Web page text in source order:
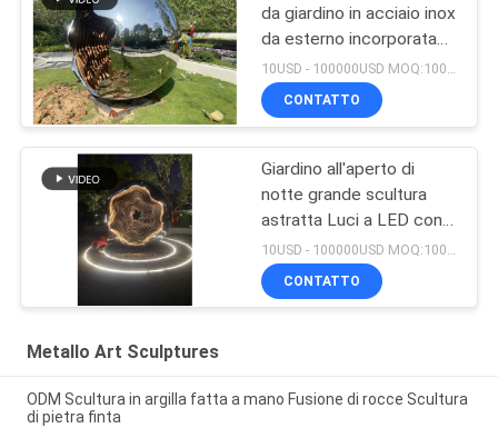
da giardino in acciaio inox
da esterno incorporata
con luci a LED con cambi
di luce
10USD - 100000USD MOQ:100 pezzi
CONTATTO
Giardino all'aperto di
notte grande scultura
astratta Luci a LED con
cambiamenti di onde
luminose benvenuto
scultura personalizzata
10USD - 100000USD MOQ:100 pezzi
CONTATTO
Metallo Art Sculptures
ODM Scultura in argilla fatta a mano Fusione di rocce Scultura
di pietra finta